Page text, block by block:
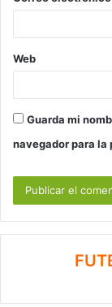
Web
Guarda mi
navegador para la